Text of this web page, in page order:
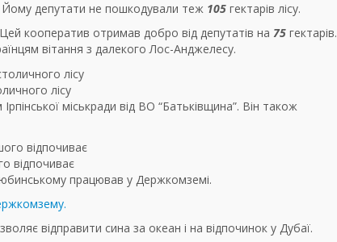
депутати не пошкодували теж 105 гектарів лісу.
кооператив отримав добро від депутатів на 75 гектарів.
вітання з далекого Лос-Анджелесу.
лісу
міськради від ВО “Батьківщина”. Він також
відпочиває
працював у Держкомземі.
відправити сина за океан і на відпочинок у Дубаї.